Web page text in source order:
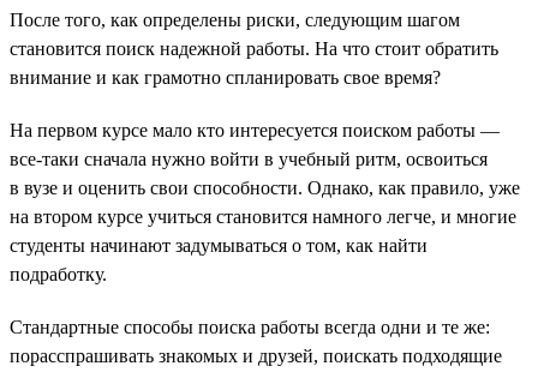
После того, как определены риски, следующим шагом
становится поиск надежной работы. На что стоит обратить
внимание и как грамотно спланировать свое время?
На первом курсе мало кто интересуется поиском работы —
все-таки сначала нужно войти в учебный ритм, освоиться
в вузе и оценить свои способности. Однако, как правило, уже
на втором курсе учиться становится намного легче, и многие
студенты начинают задумываться о том, как найти
подработку.
Стандартные способы поиска работы всегда одни и те же:
порасспрашивать знакомых и друзей, поискать подходящие